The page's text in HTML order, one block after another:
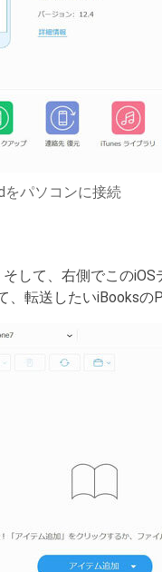
をパソコンに接続
して、右側でこの
転送したいiBooksの